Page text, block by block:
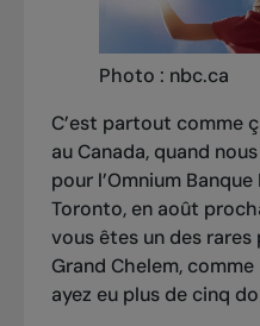
Photo : nbc.ca
C’est partout comme
au Canada, quand
pour l’Omnium
Toronto, en août
vous êtes un des rares
Grand Chelem,
ayez eu plus de cinq